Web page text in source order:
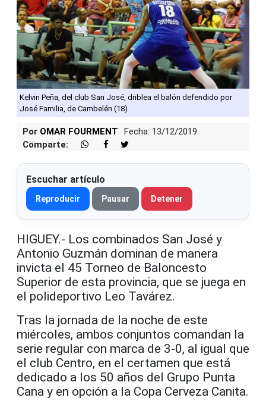
Kelvin Peña, del club San José, driblea el balón defendido por
José Familia, de Cambelén (18)
Por OMAR FOURMENT
Fecha: 13/12/2019
Comparte:
Escuchar artículo
Reproducir Pausar Detener
HIGUEY.- Los combinados San José y
Antonio Guzmán dominan de manera
invicta el 45 Torneo de Baloncesto
Superior de esta provincia, que se juega en
el polideportivo Leo Tavárez.
Tras la jornada de la noche de este
miércoles, ambos conjuntos comandan la
serie regular con marca de 3-0, al igual que
el club Centro, en el certamen que está
dedicado a los 50 años del Grupo Punta
Cana y en opción a la Copa Cerveza Canita.